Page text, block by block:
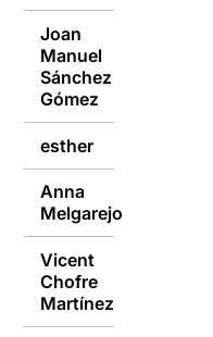
Joan
Manuel
Sánchez
Gómez
esther
Anna
Melgarejo
Vicent
Chofre
Martínez